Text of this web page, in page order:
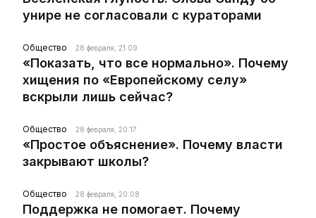
унире не согласовали с кураторами
Общество 28 февраля, 21:09
«Показать, что все нормально». Почему
хищения по «Европейскому селу»
вскрыли лишь сейчас?
Общество 28 февраля, 20:17
«Простое объяснение». Почему власти
закрывают школы?
Общество 28 февраля, 20:08
Поддержка не помогает. Почему